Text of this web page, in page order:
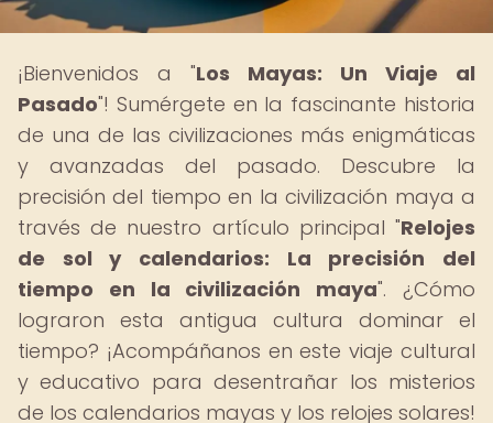
¡Bienvenidos a "Los Mayas: Un Viaje al
Pasado"! Sumérgete en la fascinante historia
de una de las civilizaciones más enigmáticas
y avanzadas del pasado. Descubre la
precisión del tiempo en la civilización maya a
través de nuestro artículo principal "Relojes
de sol y calendarios: La precisión del
tiempo en la civilización maya". ¿Cómo
lograron esta antigua cultura dominar el
tiempo? ¡Acompáñanos en este viaje cultural
y educativo para desentrañar los misterios
de los calendarios mayas y los relojes solares!